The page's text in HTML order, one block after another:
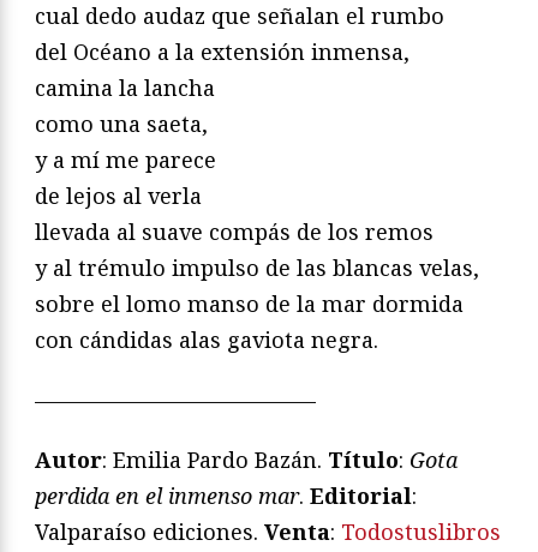
cual dedo audaz que señalan el rumbo
del Océano a la extensión inmensa,
camina la lancha
como una saeta,
y a mí me parece
de lejos al verla
llevada al suave compás de los remos
y al trémulo impulso de las blancas velas,
sobre el lomo manso de la mar dormida
con cándidas alas gaviota negra.
—————————————
Autor: Emilia Pardo Bazán. Título: Gota
perdida en el inmenso mar. Editorial:
Valparaíso ediciones. Venta: Todostuslibros